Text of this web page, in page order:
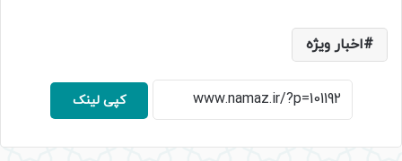
اخبار ویژه
کپی لینک